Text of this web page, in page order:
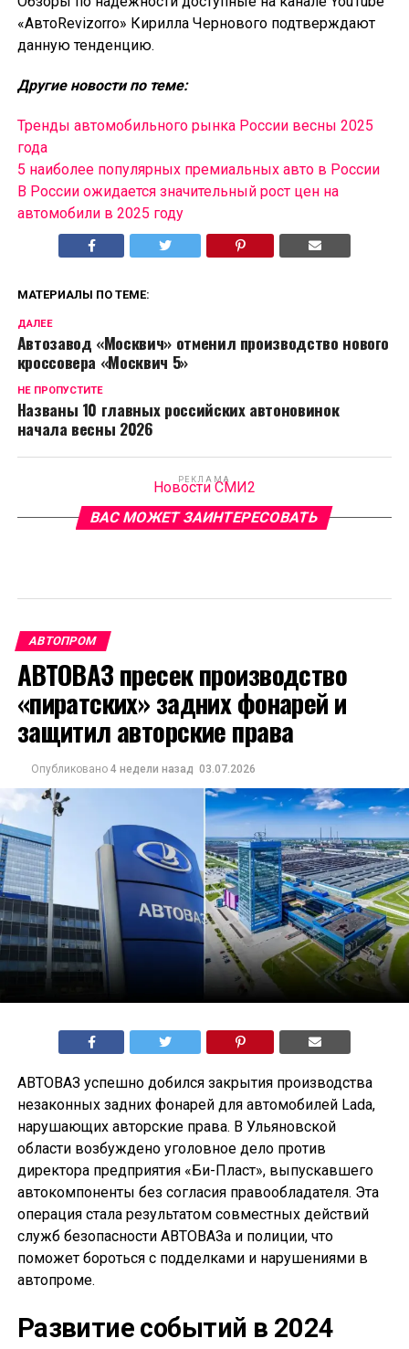
«АвтоRevizorro» Кирилла Чернового подтверждают
данную тенденцию.
Другие новости по теме:
Тренды автомобильного рынка России весны 2025
года
5 наиболее популярных премиальных авто в России
В России ожидается значительный рост цен на
автомобили в 2025 году
МАТЕРИАЛЫ ПО ТЕМЕ:
ДАЛЕЕ
Автозавод «Москвич» отменил производство нового
кроссовера «Москвич 5»
НЕ ПРОПУСТИТЕ
Названы 10 главных российских автоновинок
начала весны 2026
РЕКЛАМА
Новости СМИ2
ВАС МОЖЕТ ЗАИНТЕРЕСОВАТЬ
АВТОПРОМ
АВТОВАЗ пресек производство
«пиратских» задних фонарей и
защитил авторские права
Опубликовано 4 недели назад 03.07.2026
АВТОВАЗ успешно добился закрытия производства
незаконных задних фонарей для автомобилей Lada,
нарушающих авторские права. В Ульяновской
области возбуждено уголовное дело против
директора предприятия «Би-Пласт», выпускавшего
автокомпоненты без согласия правообладателя. Эта
операция стала результатом совместных действий
служб безопасности АВТОВАЗа и полиции, что
поможет бороться с подделками и нарушениями в
автопроме.
Развитие событий в 2024